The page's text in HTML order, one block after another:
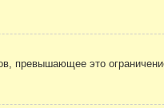
превышающее это